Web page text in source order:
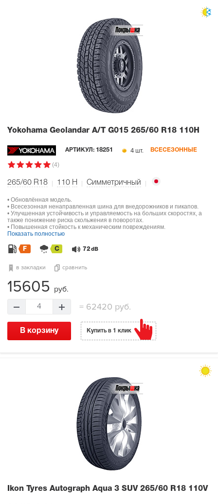
Yokohama Geolandar A/T G015 265/60 R18 110H
АРТИКУЛ: 18251 4 шт. ВСЕСЕЗОННЫЕ
(4)
265/60 R18 110 H Симметричный
• Обновлённая модель.
• Всесезонная ненаправленная шина для внедорожников и пикапов.
• Улучшенная устойчивость и управляемость на больших скоростях, а
также понижение риска скольжения в поворотах.
• Повышенная стойкость к механическим повреждениям.
Показать полностью
F C 72 dB
в закладки сравнить
15605 руб.
4 =62420 руб.
В корзину Купить в 1 клик
Ikon Tyres Autograph Aqua 3 SUV 265/60 R18 110V